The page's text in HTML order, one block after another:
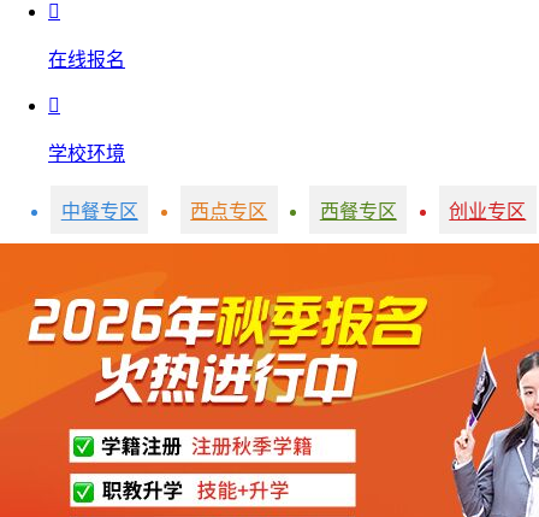

在线报名

学校环境
中餐专区 西点专区 西餐专区 创业专区